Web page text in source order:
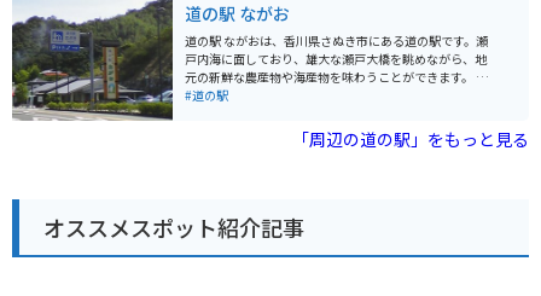
地元産の野菜を使った料理などが人気です。 また、「し
おのえ」という名前の通り、塩作りが盛んな地域であ
り、道の駅では地元産の塩や、塩を使った様々な加工品
が販売されています。お土産にぴったりです。 バイクで
訪れる場合、道の駅には広々とした駐車場が完備されて
道の駅 ながお
道の駅 ながおは、香川県さぬき市にある道の駅です。瀬
戸内海に面しており、雄大な瀬戸大橋を眺めながら、地
元の新鮮な農産物や海産物を味わうことができます。 名
物は、なんといっても香川県産のブランド豚「オリーブ
ューが豊富で、中でも「オリーブ豚丼」は人気の一品で
す。ジューシーなオリーブ豚と、甘辛いタレがご飯によ
瀬戸内海沿いの道をツーリングする際には、ぜひ立ち寄
ってみてください。道の駅 ながおからは、瀬戸大橋記念
公園や、塩飽諸島へのフェリー乗り場も近いので、観光
#道の駅
「周辺の道の駅」をもっと見る
オススメスポット紹介記事